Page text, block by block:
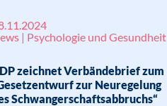
| Psychologie und Gesundheit
zeichnet Verbändebrief zum
zur Neuregelung
Schwangerschaftsabbruchs“